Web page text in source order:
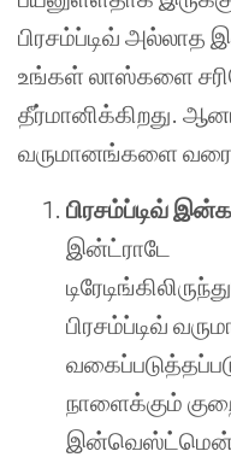
பிரசம்ப்டிவ் அல்லாத
உங்கள் லாஸ்களை
தீர்மானிக்கிறது.
வருமானங்களை
பிரசம்ப்டிவ்
இன்ட்ராடே
பிரசம்ப்டிவ்
நாளைக்கும்
இன்வெஸ்ட்மென்ட்